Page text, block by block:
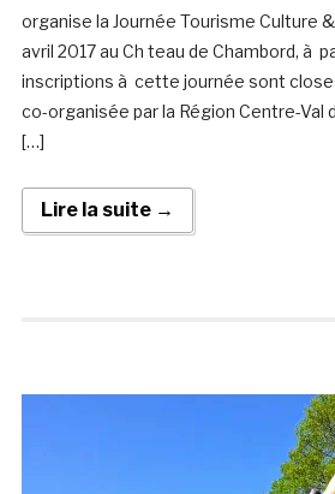
organise la Journée Tourisme Culture
avril 2017 au Ch teau de Chambord, à
inscriptions à cette journée sont
co-organisée par la Région Centre-Val
[…]
Lire la suite →